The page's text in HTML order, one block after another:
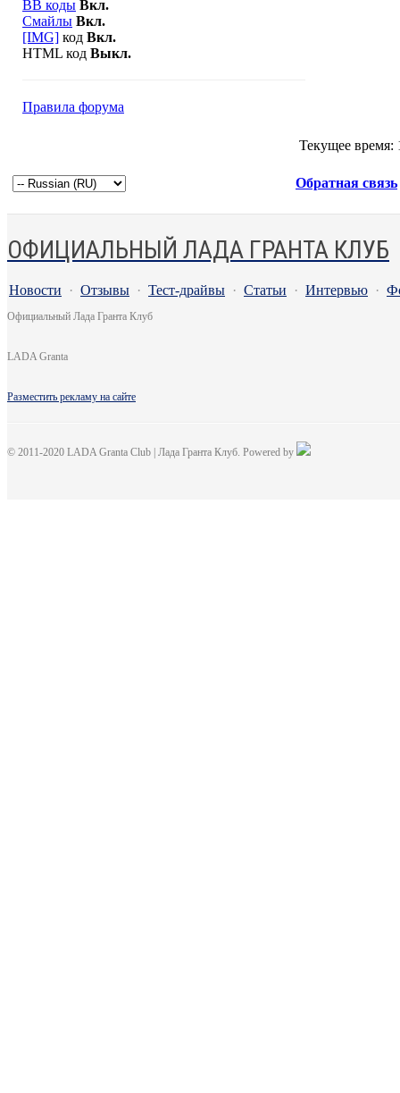
BB коды Вкл.
Смайлы Вкл.
[IMG] код Вкл.
HTML код Выкл.
Правила форума
Текущее время:
Обратная связь
ОФИЦИАЛЬНЫЙ ЛАДА ГРАНТА КЛУБ
Новости · Отзывы · Тест-драйвы · Статьи · Интервью ·
Официальный Лада Гранта Клуб
LADA Granta
Разместить рекламу на сайте
© 2011-2020 LADA Granta Club | Лада Гранта Клуб. Powered by